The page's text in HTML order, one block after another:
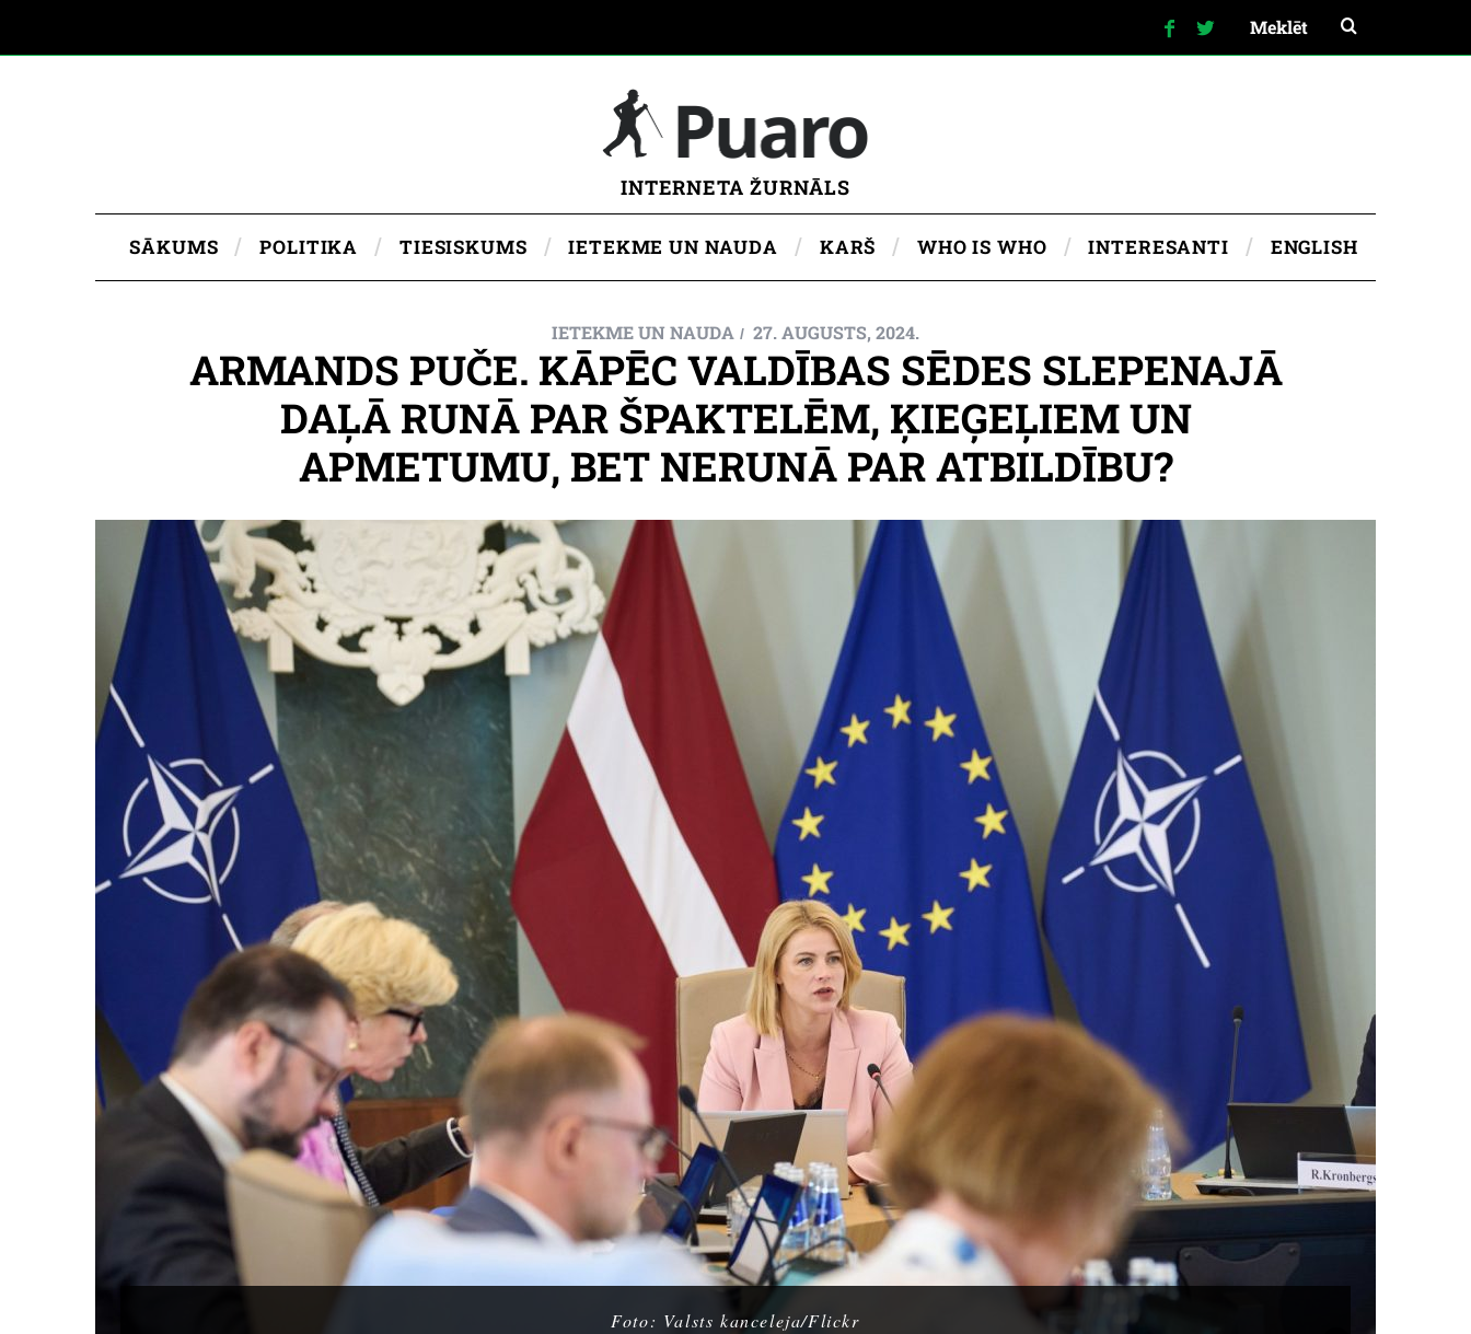
INTERNETA ŽURNĀLS
SĀKUMS POLITIKA TIESISKUMS IETEKME UN NAUDA KARŠ WHO IS WHO INTERESANTI ENGLISH
IETEKME UN NAUDA 27. AUGUSTS, 2024.
ARMANDS PUČE. KĀPĒC VALDĪBAS SĒDES SLEPENAJĀ
DAĻĀ RUNĀ PAR ŠPAKTELĒM, ĶIEĢEĻIEM UN
APMETUMU, BET NERUNĀ PAR ATBILDĪBU?
Foto: Valsts kanceleja/Flickr